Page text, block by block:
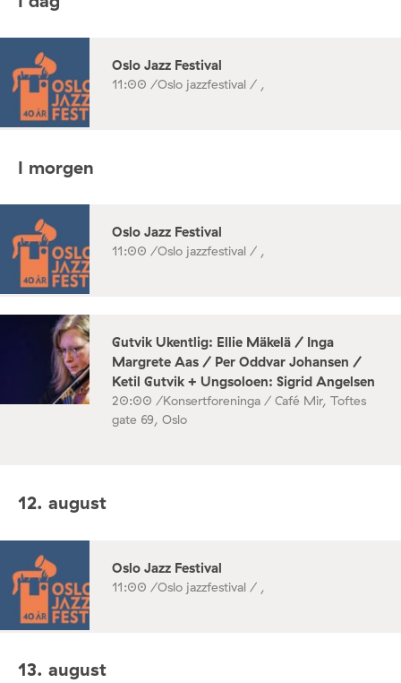
Oslo Jazz Festival
11:00 /Oslo jazzfestival / ,
I morgen
Oslo Jazz Festival
11:00 /Oslo jazzfestival / ,
Gutvik Ukentlig: Ellie Mäkelä / Inga
Margrete Aas / Per Oddvar Johansen /
Ketil Gutvik + Ungsoloen: Sigrid Angelsen
20:00 /Konsertforeninga / Café Mir, Toftes
gate 69, Oslo
12. august
Oslo Jazz Festival
11:00 /Oslo jazzfestival / ,
13. august